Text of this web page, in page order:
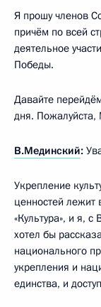
Я прошу членов
причём по всей
деятельное
Победы.
Давайте
дня. Пожалуйста,
В.Мединский:
Укрепление
ценностей лежит
«Культура», и я,
хотел бы
национального
укрепления и
единства, и